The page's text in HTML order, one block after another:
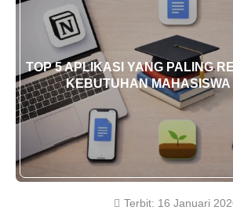
TOP 5 APLIKASI YANG PALING
KEBUTUHAN MAHASISWA
Terbit: 16 Januari